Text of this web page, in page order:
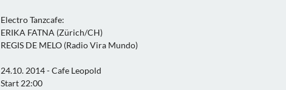
Electro Tanzcafe:
ERIKA FATNA (Zürich/CH)
REGIS DE MELO (Radio Vira Mundo)
24.10. 2014 - Cafe Leopold
Start 22:00